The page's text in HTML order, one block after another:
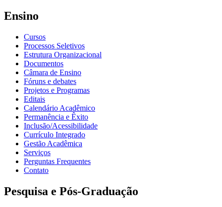
Ensino
Cursos
Processos Seletivos
Estrutura Organizacional
Documentos
Câmara de Ensino
Fóruns e debates
Projetos e Programas
Editais
Calendário Acadêmico
Permanência e Êxito
Inclusão/Acessibilidade
Currículo Integrado
Gestão Acadêmica
Serviços
Perguntas Frequentes
Contato
Pesquisa e Pós-Graduação